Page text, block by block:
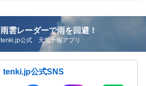
雨雲レーダーで雨を回避！
tenki.jp公式 天気予報アプリ
tenki.jp公式SNS